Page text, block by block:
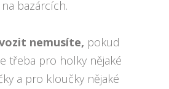
bazárcích.
nemusíte, pokud
třeba pro holky nějaké
a pro kloučky nějaké